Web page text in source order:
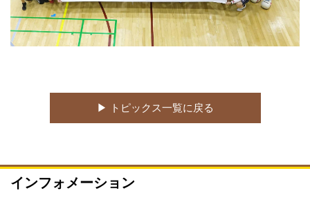
▶︎ トピックス一覧に戻る
インフォメーション